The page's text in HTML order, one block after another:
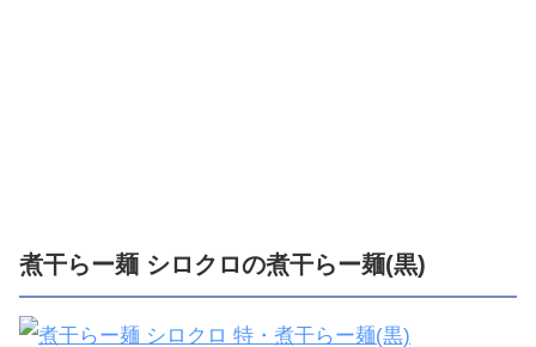
煮干らー麺 シロクロの煮干らー麺(黒)